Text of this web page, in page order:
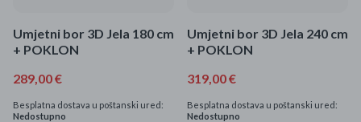
Umjetni bor 3D Jela 180 cm
+ POKLON
289,00 €
Besplatna dostava u poštanski ured:
Nedostupno
Umjetni bor 3D Jela 240 cm
+ POKLON
319,00 €
Besplatna dostava u poštanski ured:
Nedostupno